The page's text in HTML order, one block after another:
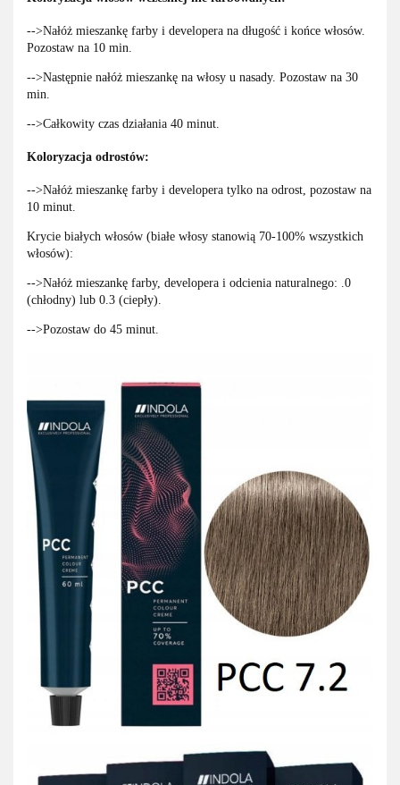
-->Nałóż mieszankę farby i developera na długość i końce włosów.
Pozostaw na 10 min.
-->Następnie nałóż mieszankę na włosy u nasady. Pozostaw na 30
min.
-->Całkowity czas działania 40 minut.
Koloryzacja odrostów:
-->Nałóż mieszankę farby i developera tylko na odrost, pozostaw na
10 minut.
Krycie białych włosów (białe włosy stanowią 70-100% wszystkich
włosów):
-->Nałóż mieszankę farby, developera i odcienia naturalnego: .0
(chłodny) lub 0.3 (ciepły).
-->Pozostaw do 45 minut.